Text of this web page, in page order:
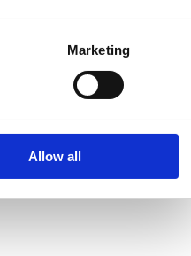
Marketing
Allow all
esperienza
tematiche di
al servizio della
cultura,